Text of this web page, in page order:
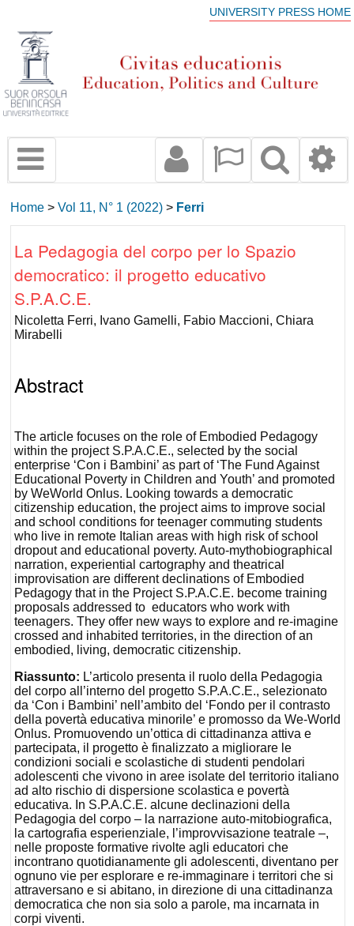
UNIVERSITY PRESS HOME
Home >Vol 11, N° 1 (2022) > Ferri
La Pedagogia del corpo per lo Spazio
democratico: il progetto educativo
S.P.A.C.E.
Nicoletta Ferri, Ivano Gamelli, Fabio Maccioni, Chiara
Mirabelli
Abstract
The article focuses on the role of Embodied Pedagogy
within the project S.P.A.C.E., selected by the social
enterprise ‘Con i Bambini’ as part of ‘The Fund Against
Educational Poverty in Children and Youth’ and promoted
by WeWorld Onlus. Looking towards a democratic
citizenship education, the project aims to improve social
and school conditions for teenager commuting students
who live in remote Italian areas with high risk of school
dropout and educational poverty. Auto-mythobiographical
narration, experiential cartography and theatrical
improvisation are different declinations of Embodied
Pedagogy that in the Project S.P.A.C.E. become training
proposals addressed to educators who work with
teenagers. They offer new ways to explore and re-imagine
crossed and inhabited territories, in the direction of an
embodied, living, democratic citizenship.
Riassunto: L’articolo presenta il ruolo della Pedagogia
del corpo all’interno del progetto S.P.A.C.E., selezionato
da ‘Con i Bambini’ nell’ambito del ‘Fondo per il contrasto
della povertà educativa minorile’ e promosso da We-World
Onlus. Promuovendo un’ottica di cittadinanza attiva e
partecipata, il progetto è finalizzato a migliorare le
condizioni sociali e scolastiche di studenti pendolari
adolescenti che vivono in aree isolate del territorio italiano
ad alto rischio di dispersione scolastica e povertà
educativa. In S.P.A.C.E. alcune declinazioni della
Pedagogia del corpo – la narrazione auto-mitobiografica,
la cartografia esperienziale, l’improvvisazione teatrale –,
nelle proposte formative rivolte agli educatori che
incontrano quotidianamente gli adolescenti, diventano per
ognuno vie per esplorare e re-immaginare i territori che si
attraversano e si abitano, in direzione di una cittadinanza
democratica che non sia solo a parole, ma incarnata in
corpi viventi.